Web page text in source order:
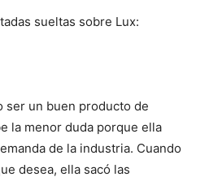
sueltas sobre Lux:
ser un buen producto de
la menor duda porque ella
de la industria. Cuando
desea, ella sacó las